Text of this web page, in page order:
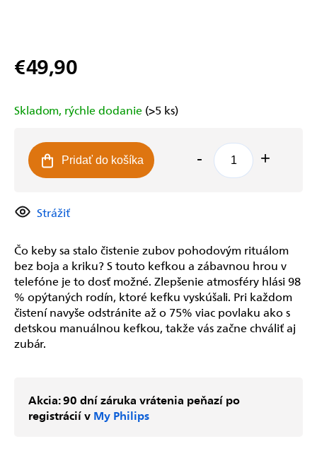
€49,90
cena:
Skladom, rýchle dodanie (>5 ks)
Pridať do košíka
Čo keby sa stalo čistenie zubov pohodovým rituálom
bez boja a kriku? S touto kefkou a zábavnou hrou v
telefóne je to dosť možné. Zlepšenie atmosféry hlási 98
% opýtaných rodín, ktoré kefku vyskúšali. Pri každom
čistení navyše odstránite až o 75% viac povlaku ako s
detskou manuálnou kefkou, takže vás začne chváliť aj
zubár.
Akcia: 90 dní záruka vrátenia peňazí po
registrácií v My Philips
Strážiť